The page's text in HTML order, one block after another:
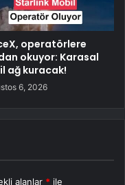
operatörlere
okuyor: Karasal
ağ kuracak!
6, 2026
alanlar * ile